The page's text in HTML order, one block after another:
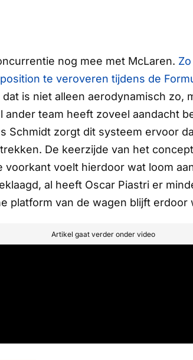
nog mee met McLaren.
te veroveren tijdens de
is niet alleen aerodynamisch zo,
ander team heeft zoveel aandacht
Schmidt zorgt dit systeem ervoor
De keerzijde van het
voorkant voelt hierdoor wat loom
al heeft Oscar Piastri er
platform van de wagen blijft erdoor
Artikel gaat verder onder video